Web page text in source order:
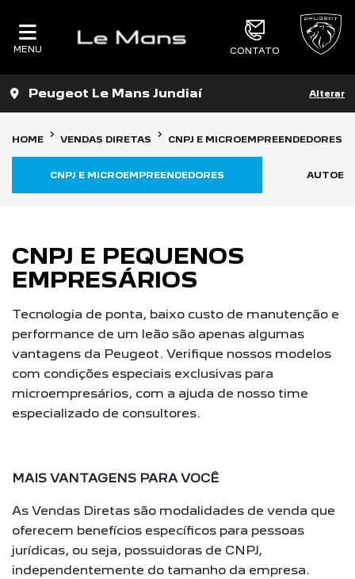
MENU CONTATO
Peugeot Le Mans Jundiaí Alterar
HOME VENDAS DIRETAS CNPJ E MICROEMPREENDEDORES
CNPJ E MICROEMPREENDEDORES
CNPJ E PEQUENOS
EMPRESÁRIOS
Tecnologia de ponta, baixo custo de manutenção e
performance de um leão são apenas algumas
vantagens da Peugeot. Verifique nossos modelos
com condições especiais exclusivas para
microempresários, com a ajuda de nosso time
especializado de consultores.
MAIS VANTAGENS PARA VOCÊ
As Vendas Diretas são modalidades de venda que
oferecem benefícios específicos para pessoas
jurídicas, ou seja, possuidoras de CNPJ,
independentemente do tamanho da empresa.